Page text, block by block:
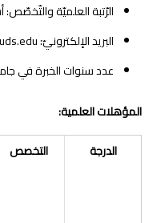
الرّتبة العلميّة
البريد الإلكترونيّ: iabughalia@staff.alquds.edu
عدد سنوات الخبرة في جامعة
المؤهلات العلمية:
الدرجة
التخصص